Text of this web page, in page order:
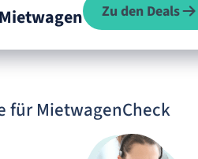
Zu den Deals
für MietwagenCheck